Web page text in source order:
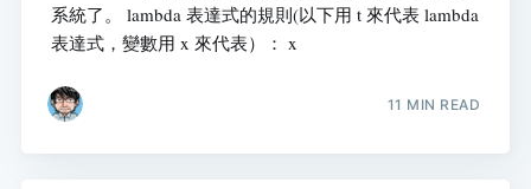
系統了。 lambda 表達式的規則(以下用 t 來代表 lambda
表達式，變數用 x 來代表）： x
11 MIN READ